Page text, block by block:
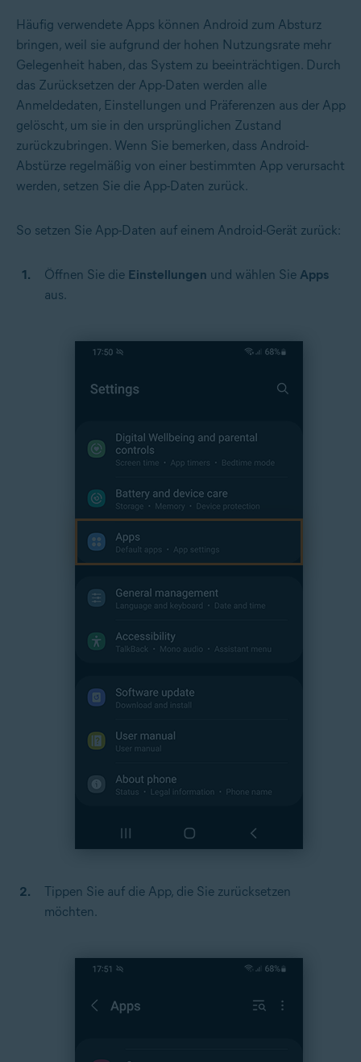
Häufig verwendete Apps können Android zum Absturz
bringen, weil sie aufgrund der hohen Nutzungsrate mehr
Gelegenheit haben, das System zu beeinträchtigen. Durch
das Zurücksetzen der App-Daten werden alle
Anmeldedaten, Einstellungen und Präferenzen aus der App
gelöscht, um sie in den ursprünglichen Zustand
zurückzubringen. Wenn Sie bemerken, dass Android-
Abstürze regelmäßig von einer bestimmten App verursacht
werden, setzen Sie die App-Daten zurück.
So setzen Sie App-Daten auf einem Android-Gerät zurück:
Öffnen Sie die Einstellungen und wählen Sie Apps
aus.
Tippen Sie auf die App, die Sie zurücksetzen
möchten.